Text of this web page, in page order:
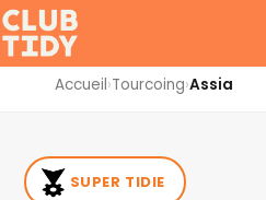
Accueil›Tourcoing›Assia
SUPER TIDIE